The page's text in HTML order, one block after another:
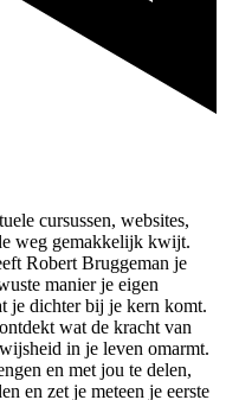
cursussen, websites,
weg gemakkelijk kwijt.
Robert Bruggeman je
manier je eigen
je dichter bij je kern komt.
wat de kracht van
in je leven omarmt.
en met jou te delen,
en zet je meteen je eerste